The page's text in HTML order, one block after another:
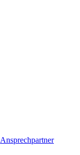
Ansprechpartner